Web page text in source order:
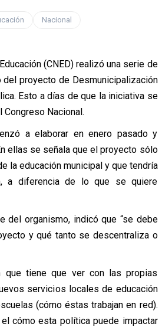
Nacional
(CNED) realizó una serie de
del proyecto de Desmunicipalización
Esto a días de que la iniciativa se
Congreso Nacional.
a elaborar en enero pasado y
ellas se señala que el proyecto sólo
la educación municipal y que tendría
a diferencia de lo que se quiere
del organismo, indicó que “se debe
y qué tanto se descentraliza o
que tiene que ver con las propias
servicios locales de educación
(cómo éstas trabajan en red).
cómo esta política puede impactar